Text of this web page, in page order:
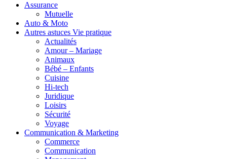
Assurance
Mutuelle
Auto & Moto
Autres astuces Vie pratique
Actualités
Amour – Mariage
Animaux
Bébé – Enfants
Cuisine
Hi-tech
Juridique
Loisirs
Sécurité
Voyage
Communication & Marketing
Commerce
Communication